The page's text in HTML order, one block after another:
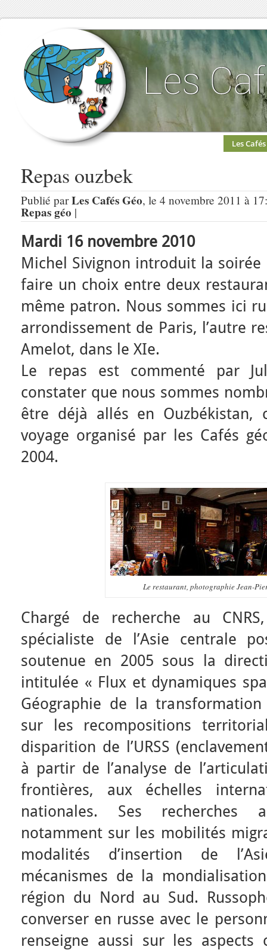
Les Cafés
Repas ouzbek
Publié parLes Cafés Géo, le 4 novembre 2011 à
Repas géo |
Mardi 16 novembre 2010
Michel Sivignon introduit la
faire un choix entre deux
même patron. Nous sommes ici
arrondissement de Paris, l’autre
Amelot, dans le XIe.
Le repas est commenté par
constater que nous sommes
être déjà allés en Ouzbékistan,
voyage organisé par les Cafés
2004.
Le restaurant, photographie Jean-
Chargé de recherche au
spécialiste de l’Asie centrale
soutenue en 2005 sous la
intitulée « Flux et dynamiques
Géographie de la
sur les recompositions
disparition de l’URSS
à partir de l’analyse de
frontières, aux échelles
nationales. Ses recherches
notamment sur les mobilités
modalités d’insertion de
mécanismes de la
région du Nord au Sud.
converser en russe avec le
renseigne aussi sur les aspects